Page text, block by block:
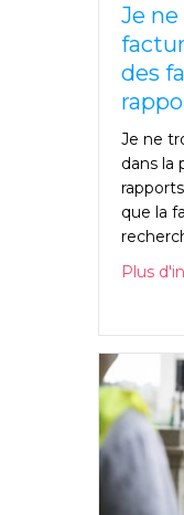
Je
des
Je ne
dans la
que la
Plus